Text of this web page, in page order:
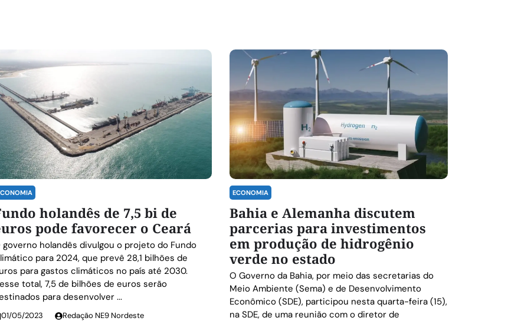
holandês de 7,5 bi de
pode favorecer o Ceará
governo holandês divulgou o projeto do Fundo
para 2024, que prevê 28,1 bilhões de
para gastos climáticos no país até 2030.
total, 7,5 de bilhões de euros serão
para desenvolver ...
01/05/2023 Redação NE9 Nordeste
ECONOMIA
Bahia e Alemanha discutem
parcerias para investimentos
em produção de hidrogênio
verde no estado
O Governo da Bahia, por meio das secretarias do
Meio Ambiente (Sema) e de Desenvolvimento
Econômico (SDE), participou nesta quarta-feira (15),
na SDE, de uma reunião com o diretor de